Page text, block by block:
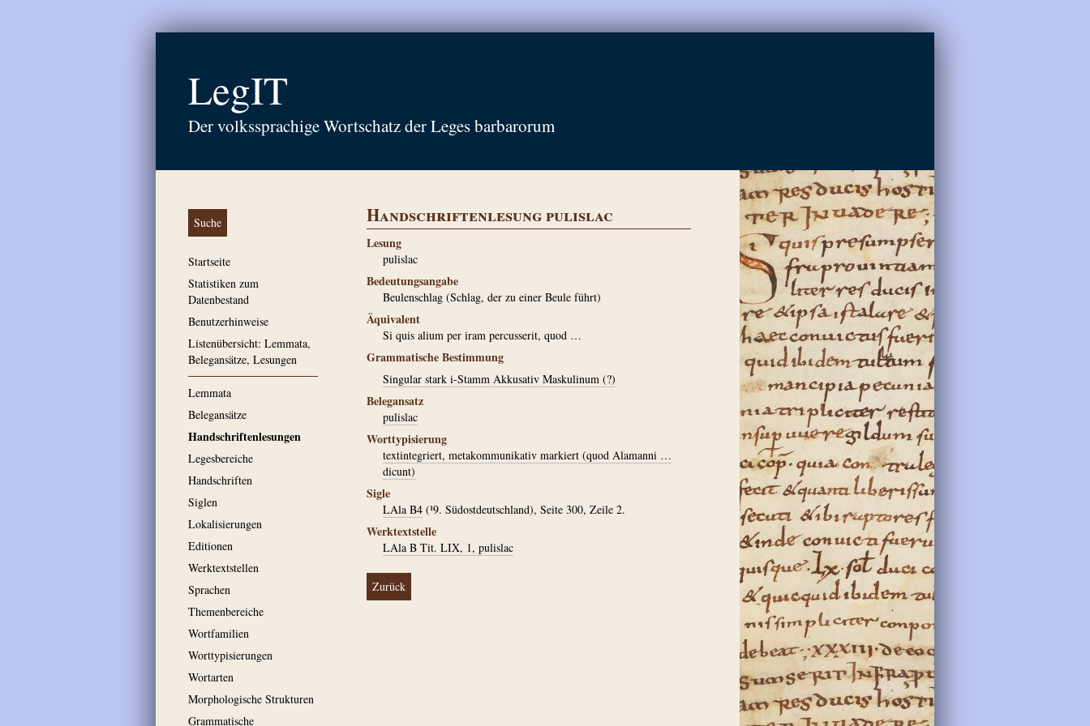
LegIT
Der volkssprachige Wortschatz der Leges barbarorum
Suche
Startseite
Statistiken zum
Datenbestand
Benutzerhinweise
Listenübersicht: Lemmata,
Belegansätze, Lesungen
Lemmata
Belegansätze
Handschriftenlesungen
Legesbereiche
Handschriften
Siglen
Lokalisierungen
Editionen
Werktextstellen
Sprachen
Themenbereiche
Wortfamilien
Worttypisierungen
Wortarten
Morphologische Strukturen
Grammatische
Handschriftenlesung pulislac
Lesung
pulislac
Bedeutungsangabe
Beulenschlag (Schlag, der zu einer Beule führt)
Äquivalent
Si quis alium per iram percusserit, quod …
Grammatische Bestimmung
Singular stark i-Stamm Akkusativ Maskulinum (?)
Belegansatz
pulislac
Worttypisierung
textintegriert, metakommunikativ markiert (quod Alamanni …
dicunt)
Sigle
LAla B4 (¹9. Südostdeutschland), Seite 300, Zeile 2.
Werktextstelle
LAla B Tit. LIX, 1, pulislac
Zurück